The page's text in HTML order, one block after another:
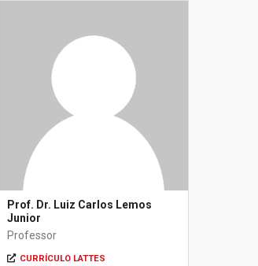
Prof. Dr. Luiz Carlos Lemos
Junior
Professor
CURRÍCULO LATTES